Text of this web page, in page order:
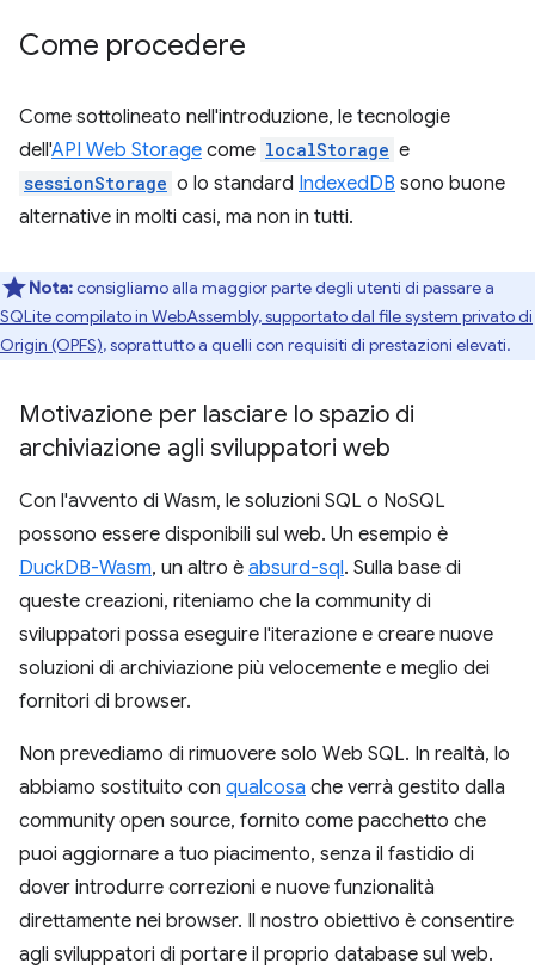
Come procedere
Come sottolineato nell'introduzione, le tecnologie
dell'API Web Storage come localStorage e
sessionStorage o lo standard IndexedDB sono buone
alternative in molti casi, ma non in tutti.
Nota:consigliamo alla maggior parte degli utenti di passare a
SQLite compilato in WebAssembly, supportato dal file system privato di
Origin (OPFS), soprattutto a quelli con requisiti di prestazioni elevati.
Motivazione per lasciare lo spazio di
archiviazione agli sviluppatori web
Con l'avvento di Wasm, le soluzioni SQL o NoSQL
possono essere disponibili sul web. Un esempio è
DuckDB-Wasm, un altro è absurd-sql. Sulla base di
queste creazioni, riteniamo che la community di
sviluppatori possa eseguire l'iterazione e creare nuove
soluzioni di archiviazione più velocemente e meglio dei
fornitori di browser.
Non prevediamo di rimuovere solo Web SQL. In realtà, lo
abbiamo sostituito con qualcosa che verrà gestito dalla
community open source, fornito come pacchetto che
puoi aggiornare a tuo piacimento, senza il fastidio di
dover introdurre correzioni e nuove funzionalità
direttamente nei browser. Il nostro obiettivo è consentire
agli sviluppatori di portare il proprio database sul web.